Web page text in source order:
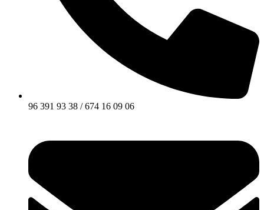
96 391 93 38 / 674 16 09 06